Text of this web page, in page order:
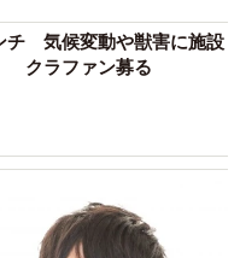
チ 気候変動や獣害に施設
クラファン募る